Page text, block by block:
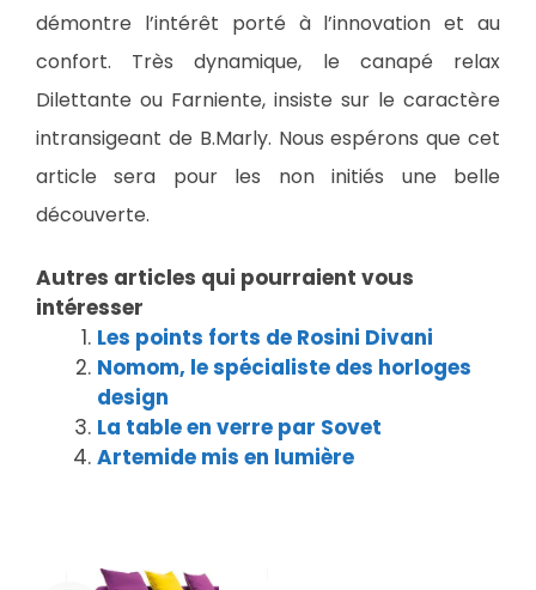
démontre l’intérêt porté à l’innovation et au
confort. Très dynamique, le canapé relax
Dilettante ou Farniente, insiste sur le caractère
intransigeant de B.Marly. Nous espérons que cet
article sera pour les non initiés une belle
découverte.
Autres articles qui pourraient vous
intéresser
Les points forts de Rosini Divani
Nomom, le spécialiste des horloges
design
La table en verre par Sovet
Artemide mis en lumière